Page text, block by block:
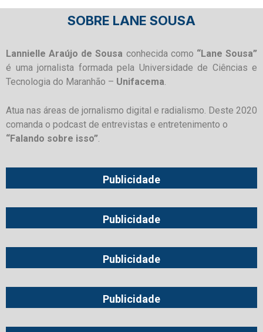
SOBRE LANE SOUSA
Lannielle Araújo de Sousa conhecida como “Lane Sousa”
é uma jornalista formada pela Universidade de Ciências e
Tecnologia do Maranhão – Unifacema.
Atua nas áreas de jornalismo digital e radialismo. Deste 2020
comanda o podcast de entrevistas e entretenimento o
“Falando sobre isso”
Publicidade
Publicidade
Publicidade
Publicidade